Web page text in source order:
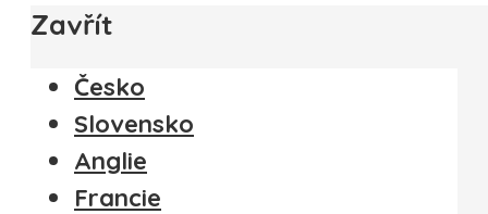
Zavřít
Česko
Slovensko
Anglie
Francie